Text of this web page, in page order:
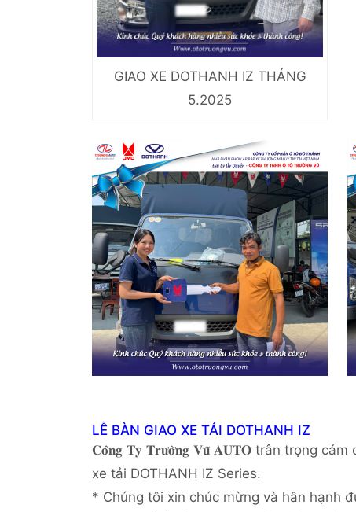
GIAO XE DOTHANH IZ THÁNG
5.2025
LỄ BÀN GIAO XE TẢI DOTHANH IZ
𝐂𝐨̂𝐧𝐠 𝐓𝐲 𝐓𝐫𝐮̛𝐨̛̀𝐧𝐠 𝐕𝐮̃ 𝐀𝐔𝐓𝐎 trân trọng
xe tải DOTHANH IZ Series.
* Chúng tôi xin chúc mừng và hân hạnh